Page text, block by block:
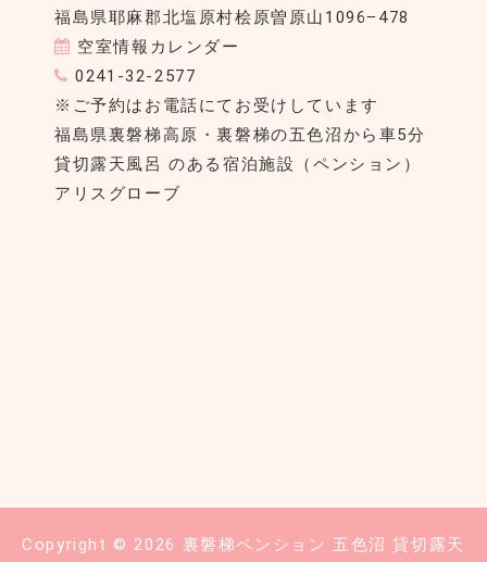
福島県耶麻郡北塩原村桧原曽原山1096−478
空室情報カレンダー
0241-32-2577
※ご予約はお電話にてお受けしています
福島県裏磐梯高原・裏磐梯の五色沼から車5分
貸切露天風呂 のある宿泊施設（ペンション）
アリスグローブ
Copyright © 2026 裏磐梯ペンション 五色沼 貸切露天